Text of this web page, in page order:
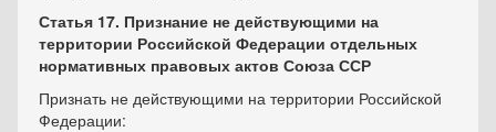
Статья 17. Признание не действующими на
территории Российской Федерации отдельных
нормативных правовых актов Союза ССР
Признать не действующими на территории Российской
Федерации: